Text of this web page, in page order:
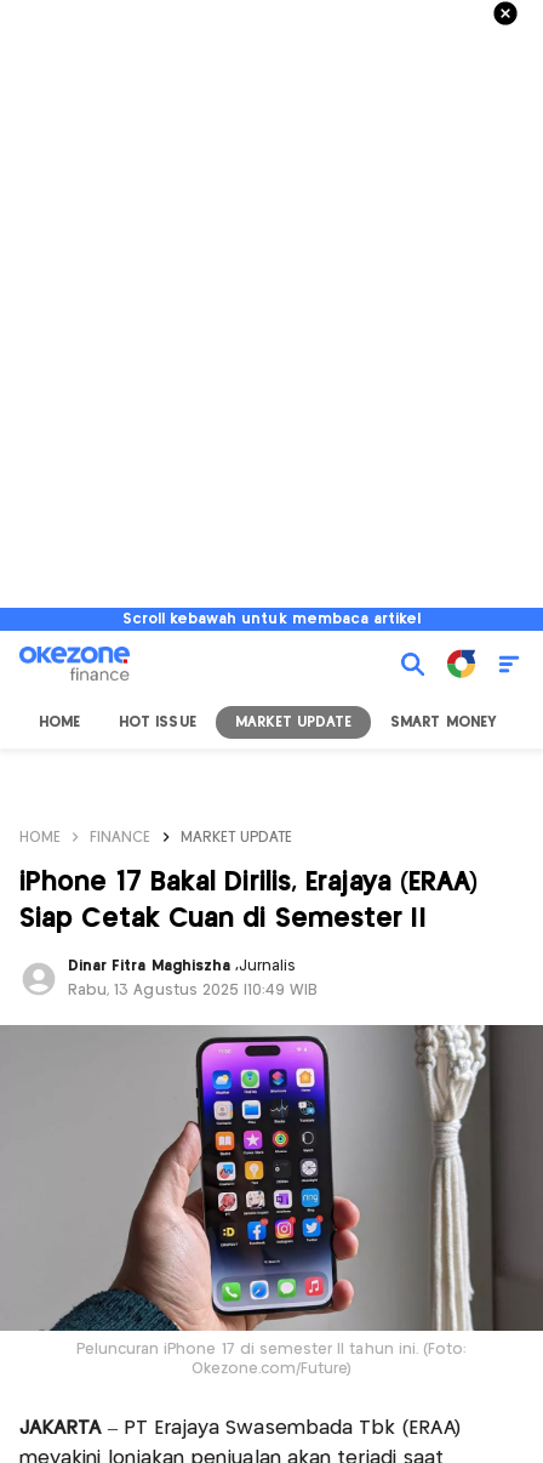
Scroll kebawah untuk membaca artikel
HOME HOT ISSUE MARKET UPDATE SMART MONEY
HOME FINANCE MARKET UPDATE
iPhone 17 Bakal Dirilis, Erajaya (ERAA)
Siap Cetak Cuan di Semester II
Dinar Fitra Maghiszha,Jurnalis
Rabu, 13 Agustus 2025 |10:49 WIB
Peluncuran iPhone 17 di semester II tahun ini. (Foto:
Okezone.com/Future)
JAKARTA– PT Erajaya Swasembada Tbk (ERAA)
meyakini lonjakan penjualan akan terjadi saat